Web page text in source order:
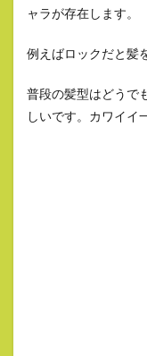
ャラが存在します。
例えばロックだと髪
普段の髪型はどうで
しいです。カワイイ